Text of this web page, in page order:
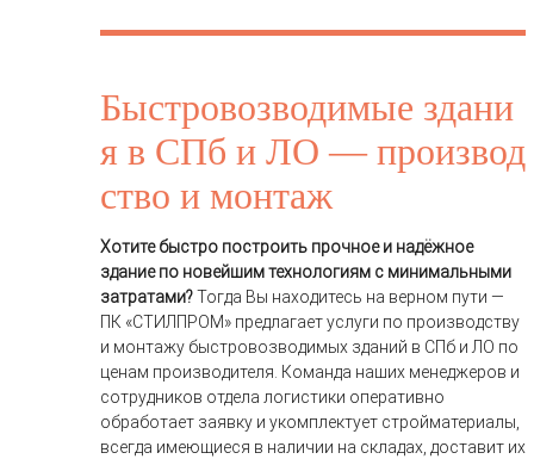
Быстровозводимые здани
я в СПб и ЛО — производ
ство и монтаж
Хотите быстро построить прочное и надёжное
здание по новейшим технологиям с минимальными
затратами?Тогда Вы находитесь на верном пути —
ПК «СТИЛПРОМ» предлагает услуги по производству
и монтажу быстровозводимых зданий в СПб и ЛО по
ценам производителя. Команда наших менеджеров и
сотрудников отдела логистики оперативно
обработает заявку и укомплектует стройматериалы,
всегда имеющиеся в наличии на складах, доставит их